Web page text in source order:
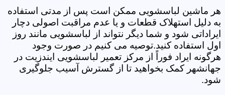
هر ماشین لباسشویی ممکن است پس از مدتی استفاده
به دلیل استهلاک قطعات و یا عدم مراقبت اصولی دچار
ایراداتی شود و شما دیگر نتواند از لباسشویی مانند روز
اول استفاده کنید.توصیه می کنیم در صورت وجود
هرگونه ایراد فوراً از مرکز تعمیر لباسشویی ایندزیت در
جهانشهر کمک بخواهید تا از گسترش آسیب جلوگیری
شود.